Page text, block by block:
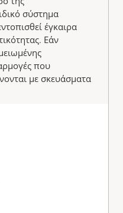
σύστημα
έγκαιρα
Εάν
που
με σκευάσματα